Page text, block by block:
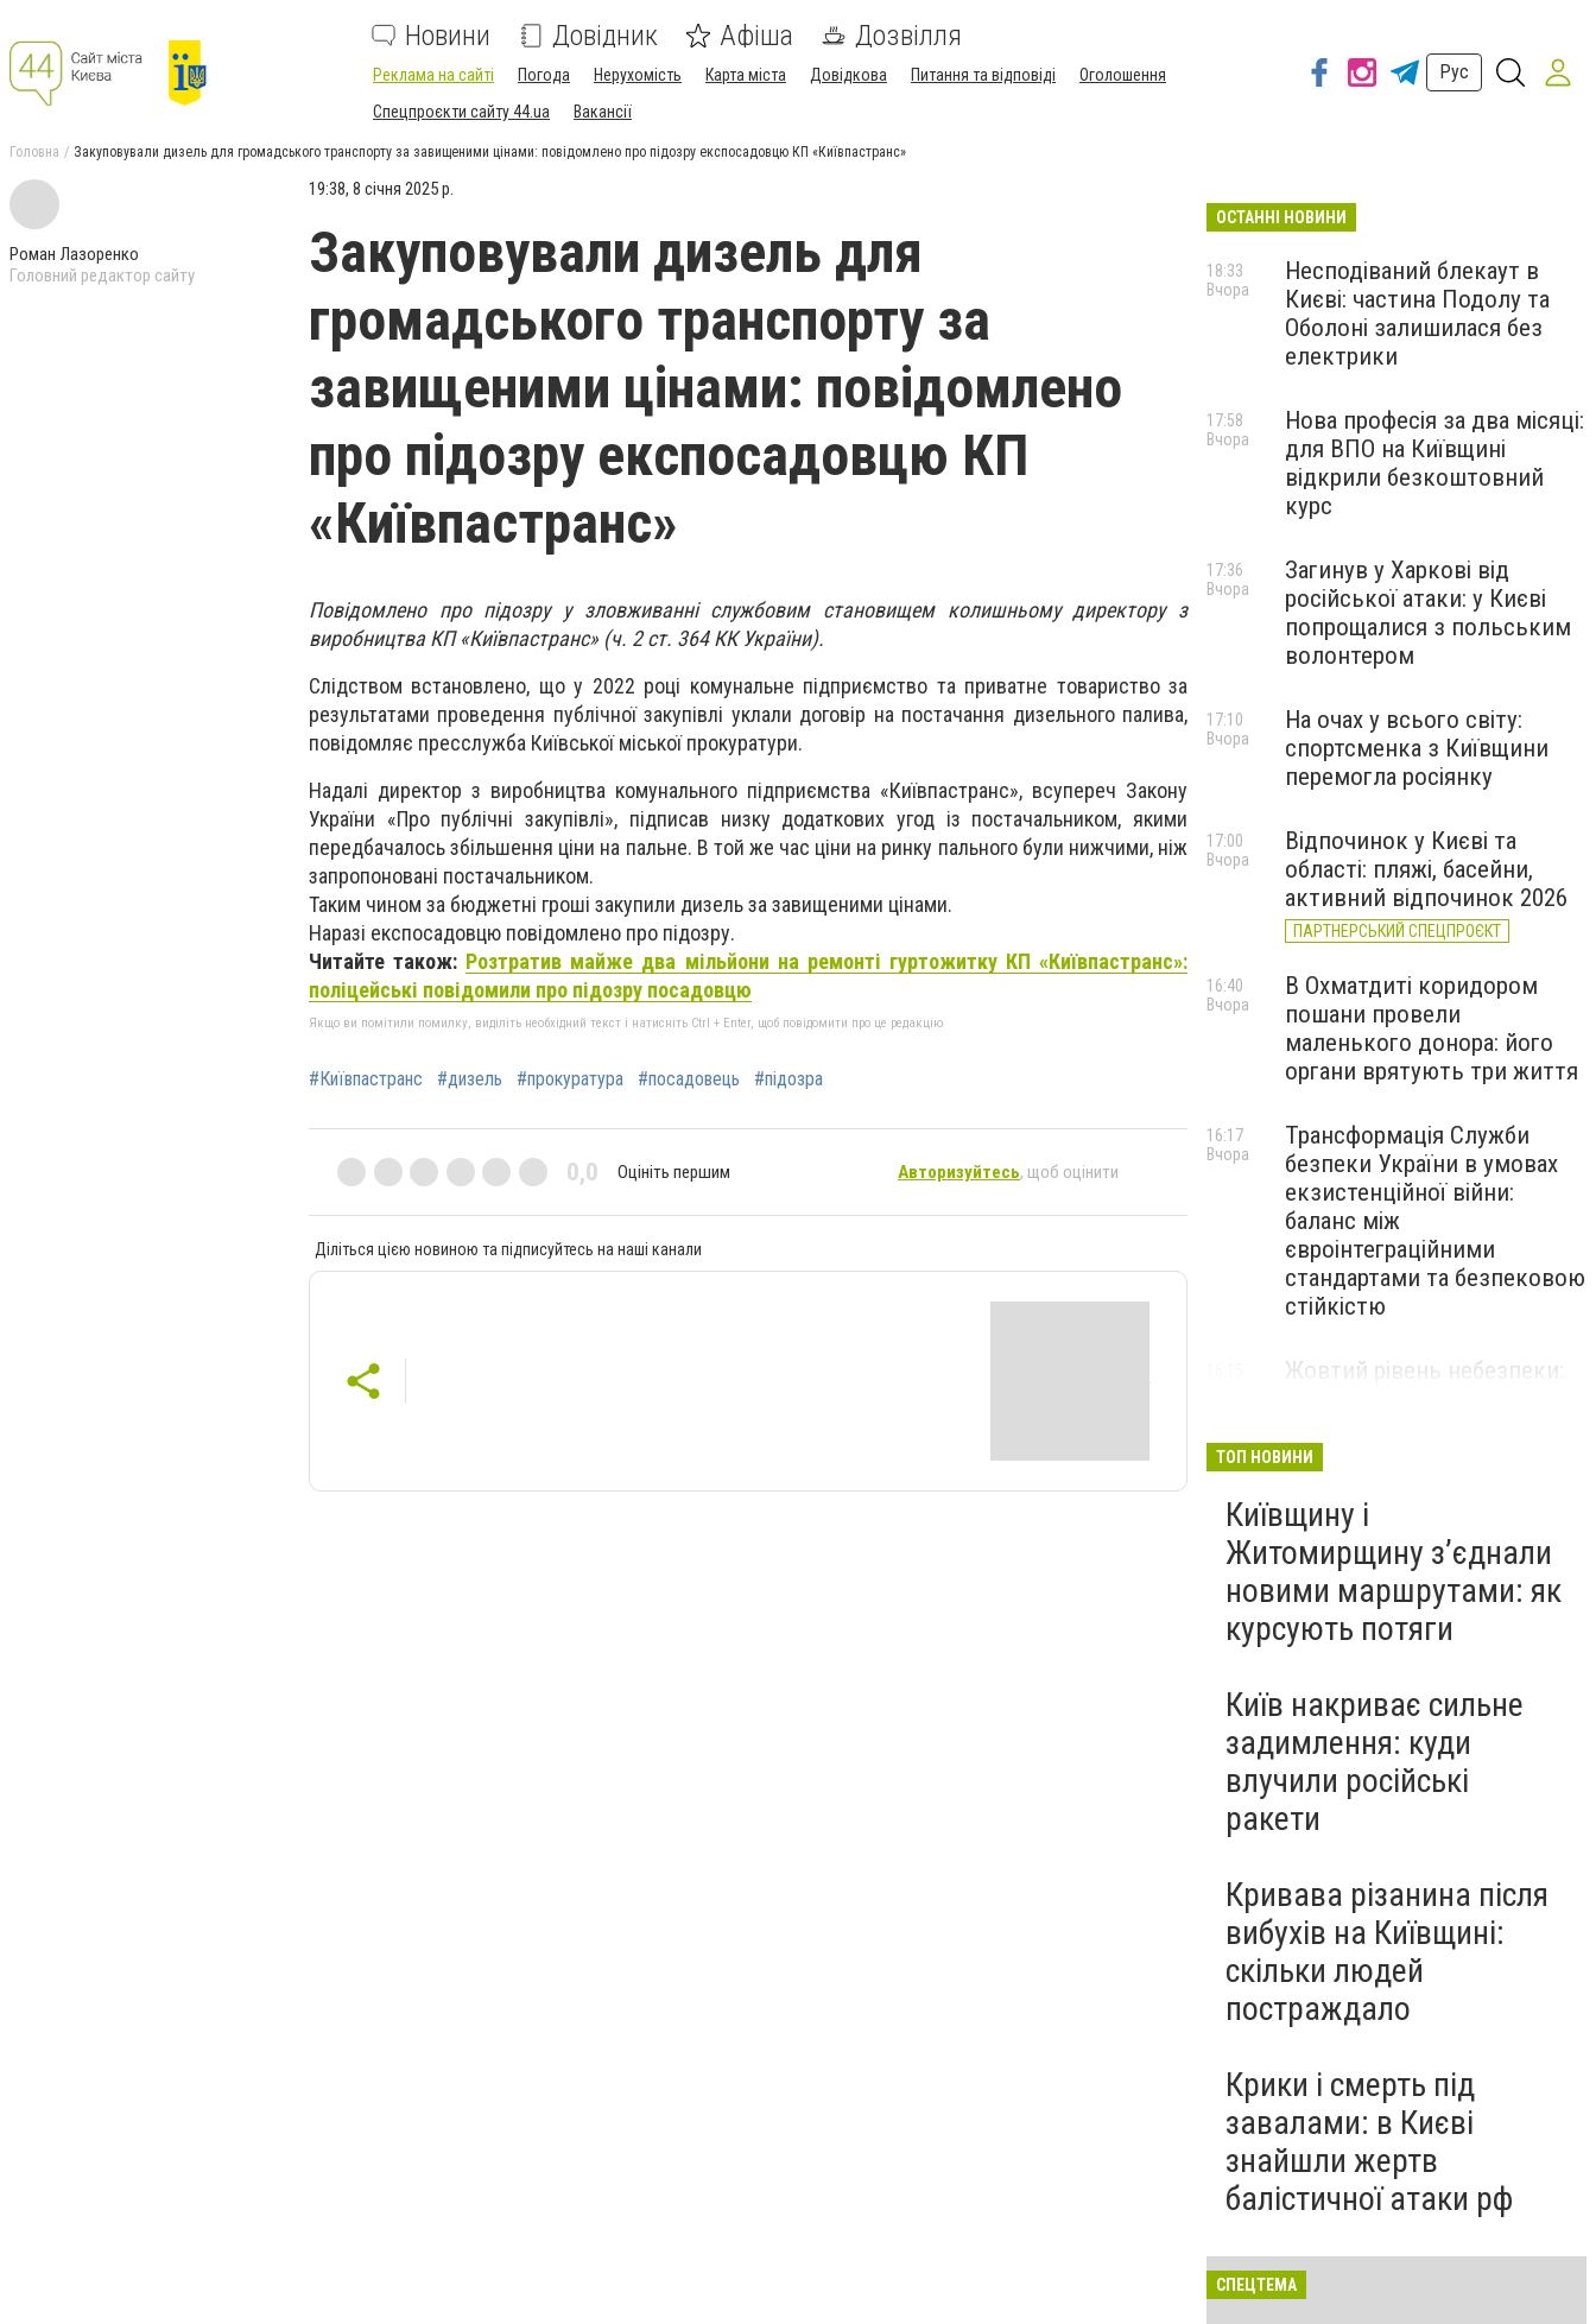
Новини Довідник Афіша Дозвілля
Реклама на сайті Погода Нерухомість Карта міста Довідкова Питання та відповіді
Оголошення
Спецпроєкти сайту 44.ua
Вакансії
Рус
Головна Закуповували дизель для громадського транспорту за завищеними цінами: повідомлено про підозру експосадовцю КП «Київпастранс»
Роман Лазоренко
Головний редактор сайту
19:38, 8 січня 2025 р.
Закуповували дизель для
громадського транспорту за
завищеними цінами: повідомлено
про підозру експосадовцю КП
«Київпастранс»
Повідомлено про підозру у зловживанні службовим становищем колишньому директору з
виробництва КП «Київпастранс» (ч. 2 ст. 364 КК України).
Слідством встановлено, що у 2022 році комунальне підприємство та приватне товариство за
результатами проведення публічної закупівлі уклали договір на постачання дизельного палива,
повідомляє пресслужба Київської міської прокуратури.
Надалі директор з виробництва комунального підприємства «Київпастранс», всупереч Закону
України «Про публічні закупівлі», підписав низку додаткових угод із постачальником, якими
передбачалось збільшення ціни на пальне. В той же час ціни на ринку пального були нижчими, ніж
запропоновані постачальником.
Таким чином за бюджетні гроші закупили дизель за завищеними цінами.
Наразі експосадовцю повідомлено про підозру.
Читайте також: Розтратив майже два мільйони на ремонті гуртожитку КП «Київпастранс»:
поліцейські повідомили про підозру посадовцю
Якщо ви помітили помилку, виділіть необхідний текст і натисніть Ctrl + Enter, щоб повідомити про це редакцію
#Київпастранс #дизель #прокуратура #посадовець #підозра
0,0 Оцініть першим Авторизуйтесь, щоб оцінити
Діліться цією новиною та підписуйтесь на наші канали
ОСТАННІ НОВИНИ
Несподіваний блекаут в
Києві: частина Подолу та
Оболоні залишилася без
електрики
18:33
Вчора
Нова професія за два місяці:
для ВПО на Київщині
відкрили безкоштовний
курс
17:58
Вчора
Загинув у Харкові від
російської атаки: у Києві
попрощалися з польським
волонтером
17:36
Вчора
На очах у всього світу:
спортсменка з Київщини
перемогла росіянку
17:10
Вчора
Відпочинок у Києві та
області: пляжі, басейни,
активний відпочинок 2026
ПАРТНЕРСЬКИЙ СПЕЦПРОЄКТ
17:00
Вчора
В Охматдиті коридором
пошани провели
маленького донора: його
органи врятують три життя
16:40
Вчора
Трансформація Служби
безпеки України в умовах
екзистенційної війни:
баланс між
євроінтеграційними
стандартами та безпековою
стійкістю
16:17
Вчора
Жовтий рівень небезпеки:
ТОП НОВИНИ
Київщину і
Житомирщину з’єднали
новими маршрутами: як
курсують потяги
Київ накриває сильне
задимлення: куди
влучили російські
ракети
Кривава різанина після
вибухів на Київщині:
скільки людей
постраждало
Крики і смерть під
завалами: в Києві
знайшли жертв
балістичної атаки рф
СПЕЦТЕМА